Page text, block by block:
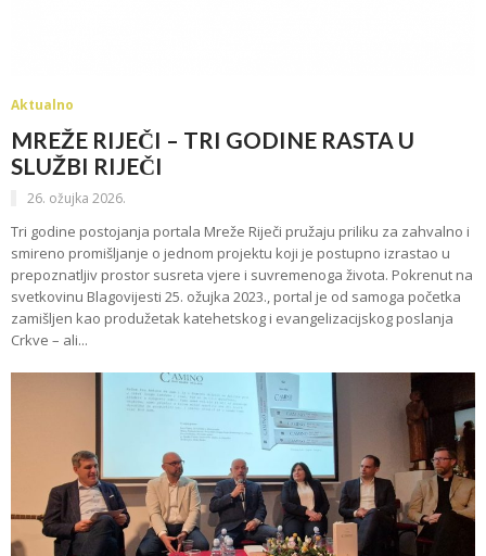
Aktualno
MREŽE RIJEČI – TRI GODINE RASTA U
SLUŽBI RIJEČI
26. ožujka 2026.
Tri godine postojanja portala Mreže Riječi pružaju priliku za zahvalno i
smireno promišljanje o jednom projektu koji je postupno izrastao u
prepoznatljiv prostor susreta vjere i suvremenoga života. Pokrenut na
svetkovinu Blagovijesti 25. ožujka 2023., portal je od samoga početka
zamišljen kao produžetak katehetskog i evangelizacijskog poslanja
Crkve – ali...